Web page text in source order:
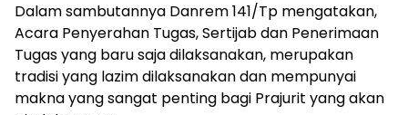
Dalam sambutannya Danrem 141/Tp mengatakan,
Acara Penyerahan Tugas, Sertijab dan Penerimaan
Tugas yang baru saja dilaksanakan, merupakan
tradisi yang lazim dilaksanakan dan mempunyai
makna yang sangat penting bagi Prajurit yang akan